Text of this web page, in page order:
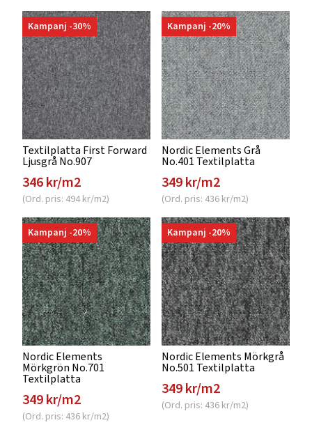
Kampanj -30%
Textilplatta First Forward
Ljusgrå No.907
346 kr/m2
(Ord. pris: 494 kr/m2)
Kampanj -20%
Nordic Elements Grå
No.401 Textilplatta
349 kr/m2
(Ord. pris: 436 kr/m2)
Kampanj -20%
Nordic Elements
Mörkgrön No.701
Textilplatta
349 kr/m2
(Ord. pris: 436 kr/m2)
Kampanj -20%
Nordic Elements Mörkgrå
No.501 Textilplatta
349 kr/m2
(Ord. pris: 436 kr/m2)